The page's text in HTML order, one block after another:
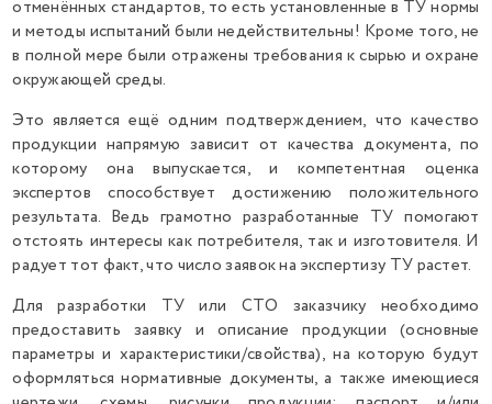
отменённых стандартов, то есть установленные в ТУ нормы
и методы испытаний были недействительны! Кроме того, не
в полной мере были отражены требования к сырью и охране
окружающей среды.
Это является ещё одним подтверждением, что качество
продукции напрямую зависит от качества документа, по
которому она выпускается, и компетентная оценка
экспертов способствует достижению положительного
результата. Ведь грамотно разработанные ТУ помогают
отстоять интересы как потребителя, так и изготовителя. И
радует тот факт, что число заявок на экспертизу ТУ растет.
Для разработки ТУ или СТО заказчику необходимо
предоставить заявку и описание продукции (основные
параметры и характеристики/свойства), на которую будут
оформляться нормативные документы, а также имеющиеся